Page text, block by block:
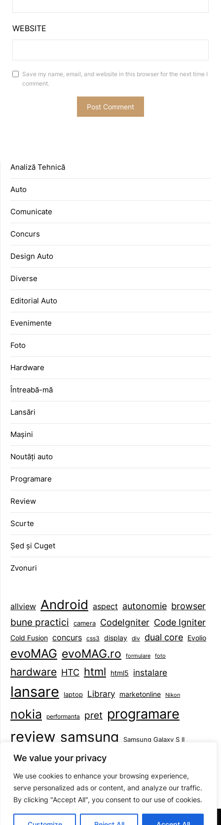
We value your privacy
We use cookies to enhance your browsing experience,
serve personalized ads or content, and analyze our traffic.
By clicking "Accept All", you consent to our use of cookies.
WEBSITE
Save my name, email, and website in this browser for the next time I
comment.
Analiză Tehnică
Auto
Comunicate
Concurs
Design Auto
Diverse
Editorial Auto
Evenimente
Foto
Hardware
Întreabă-mă
Lansări
Mașini
Noutăți auto
Programare
Review
Scurte
Șed și Cuget
Zvonuri
allview Android aspect autonomie browser
bune practici camera CodeIgniter Code Igniter
Cold Fusion concurs css3 display div dual core Evolio
evoMAG evoMAG.ro formulare foto
hardware HTC html html5 instalare
lansare laptop Library marketonline Nikon
nokia performanta pret programare
review samsung Samsung Galaxy S II
smartphone specificatii standarde
©2026 Mihai Baboi | Design:Newspaperly WordPress